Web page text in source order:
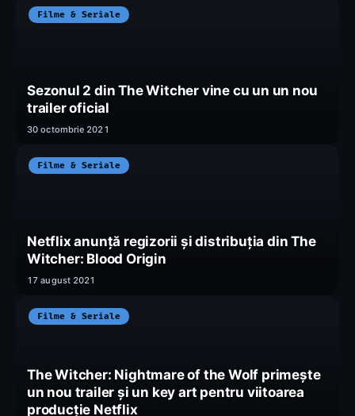
Sezonul 2 din The Witcher vine cu un un nou
trailer oficial
Filme & Seriale
30 octombrie 2021
Netflix anunță regizorii și distribuția din The
Witcher: Blood Origin
Filme & Seriale
17 august 2021
The Witcher: Nightmare of the Wolf primește
un nou trailer și un key art pentru viitoarea
producție Netflix
Filme & Seriale